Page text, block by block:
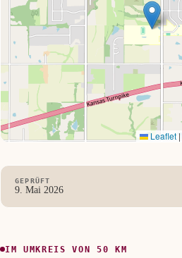
Leaflet |
GEPRÜFT
9. Mai 2026
IM UMKREIS VON 50 KM